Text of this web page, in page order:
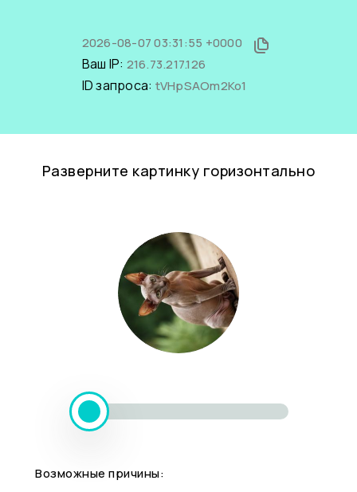
2026-08-07 03:31:55 +0000
Ваш IP: 216.73.217.126
ID запроса: tVHpSAOm2Ko1
Разверните картинку горизонтально
Возможные причины: